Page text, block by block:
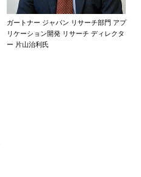
ガートナー ジャパン リサーチ部門 アプ
リケーション開発 リサーチ ディレクタ
ー 片山治利氏